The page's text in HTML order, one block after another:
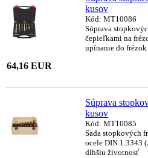
kusov
Kód: MT10086
Súprava
čepieľkami na
upínanie do
64,16 EUR
Súprava
kusov
Kód: MT10085
Sada stopkových
ocele DIN 1.3343
dlhšiu životnosť